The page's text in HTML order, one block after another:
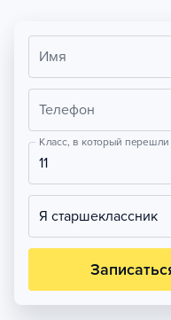
Имя
Телефон
Класс, в который перешли
11
Я старшеклассник